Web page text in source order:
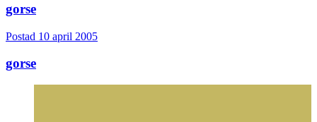
gorse
Postad 10 april 2005
gorse